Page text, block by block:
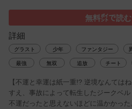
無料㌽で読む
詳細
グラスト 少年 ファンタジー
最強 無双 追放 チート
【不運と幸運は紙一重!? 逆境なんては
すえ、事故によって転生したジークベ
不運だったと思えないほどに温かかっ